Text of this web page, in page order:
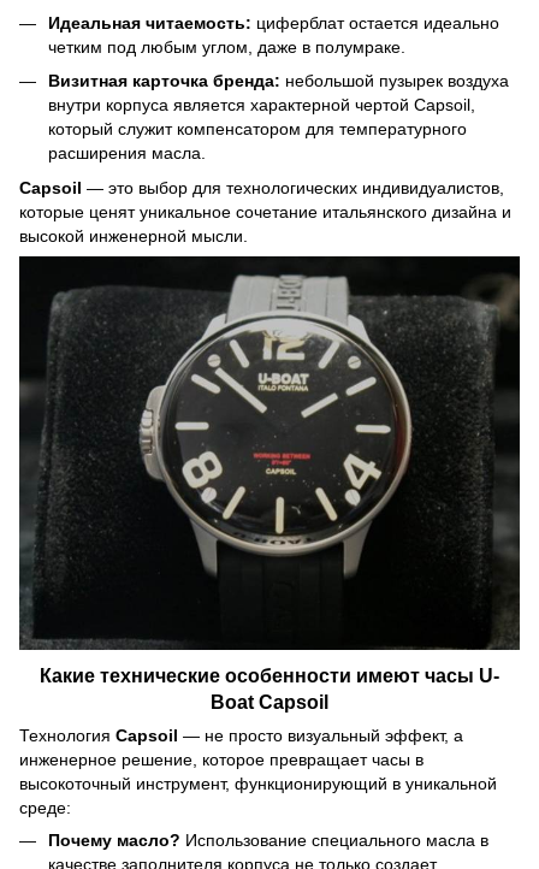
Идеальная читаемость: циферблат остается идеально
четким под любым углом, даже в полумраке.
Визитная карточка бренда: небольшой пузырек воздуха
внутри корпуса является характерной чертой Capsoil,
который служит компенсатором для температурного
расширения масла.
Capsoil — это выбор для технологических индивидуалистов,
которые ценят уникальное сочетание итальянского дизайна и
высокой инженерной мысли.
Какие технические особенности имеют часы U-
Boat Capsoil
Технология Capsoil — не просто визуальный эффект, а
инженерное решение, которое превращает часы в
высокоточный инструмент, функционирующий в уникальной
среде:
Почему масло? Использование специального масла в
качестве заполнителя корпуса не только создает